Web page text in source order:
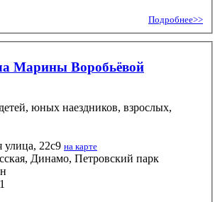
Подробнее>>
Марины Воробьёвой
юных наездников, взрослых,
улица, 22с9 на карте
Динамо, Петровский парк